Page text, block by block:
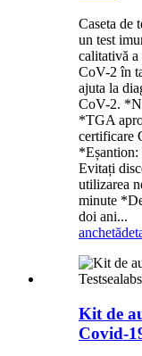
Caseta de
un test
calitativă
CoV-2 în
ajuta la
CoV-2.
*TGA
certificare
*Eșantion:
Evitați
utilizarea
minute
doi ani...
anchetă
Kit de
Covid-